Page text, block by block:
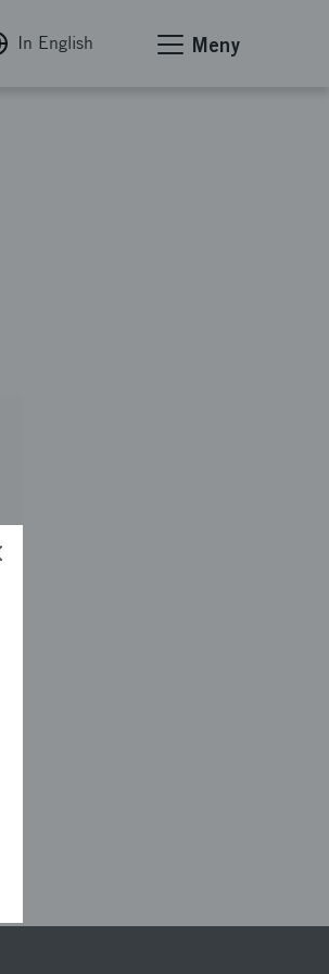
In English Meny